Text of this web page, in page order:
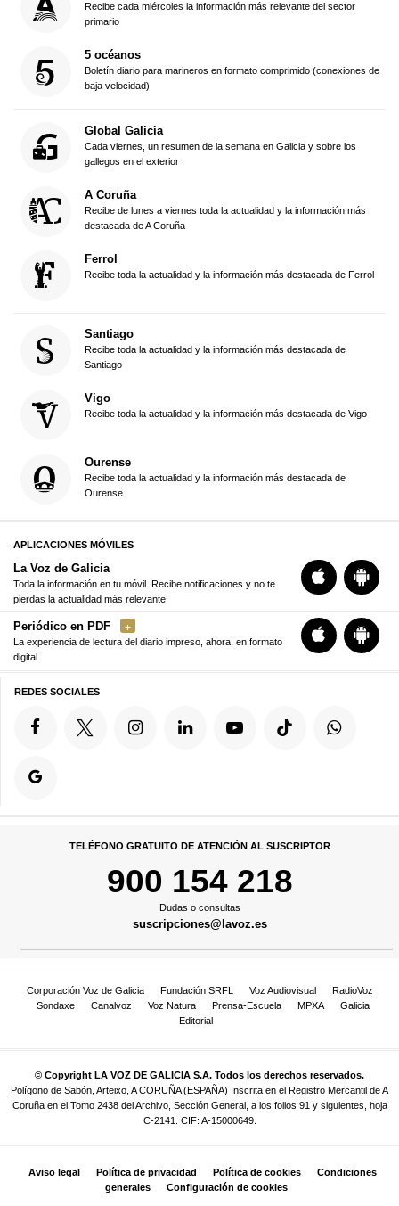
Recibe cada miércoles la información más relevante del sector
primario
5 océanos
Boletín diario para marineros en formato comprimido (conexiones de
baja velocidad)
Global Galicia
Cada viernes, un resumen de la semana en Galicia y sobre los
gallegos en el exterior
A Coruña
Recibe de lunes a viernes toda la actualidad y la información más
destacada de A Coruña
Ferrol
Recibe toda la actualidad y la información más destacada de Ferrol
Santiago
Recibe toda la actualidad y la información más destacada de
Santiago
Vigo
Recibe toda la actualidad y la información más destacada de Vigo
Ourense
Recibe toda la actualidad y la información más destacada de
Ourense
APLICACIONES MÓVILES
La Voz de Galicia
Toda la información en tu móvil. Recibe notificaciones y no te
pierdas la actualidad más relevante
Periódico en PDF
La experiencia de lectura del diario impreso, ahora, en formato
digital
REDES SOCIALES
TELÉFONO GRATUITO DE ATENCIÓN AL SUSCRIPTOR
900 154 218
Dudas o consultas
suscripciones@lavoz.es
Corporación Voz de Galicia Fundación SRFL Voz Audiovisual
RadioVoz
Sondaxe
Canalvoz Voz Natura Prensa-Escuela MPXA
Galicia
Editorial
© Copyright LA VOZ DE GALICIA S.A. Todos los derechos reservados.
Polígono de Sabón, Arteixo, A CORUÑA (ESPAÑA) Inscrita en el Registro Mercantil de A
Coruña en el Tomo 2438 del Archivo, Sección General, a los folios 91 y siguientes, hoja
C-2141. CIF: A-15000649.
Aviso legal Política de privacidad Política de cookies
Condiciones
generales
Configuración de cookies